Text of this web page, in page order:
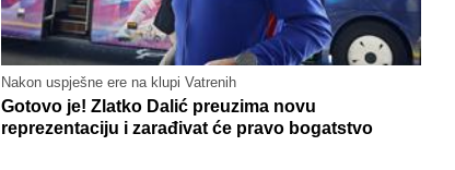
Nakon uspješne ere na klupi Vatrenih
Gotovo je! Zlatko Dalić preuzima novu
reprezentaciju i zarađivat će pravo bogatstvo